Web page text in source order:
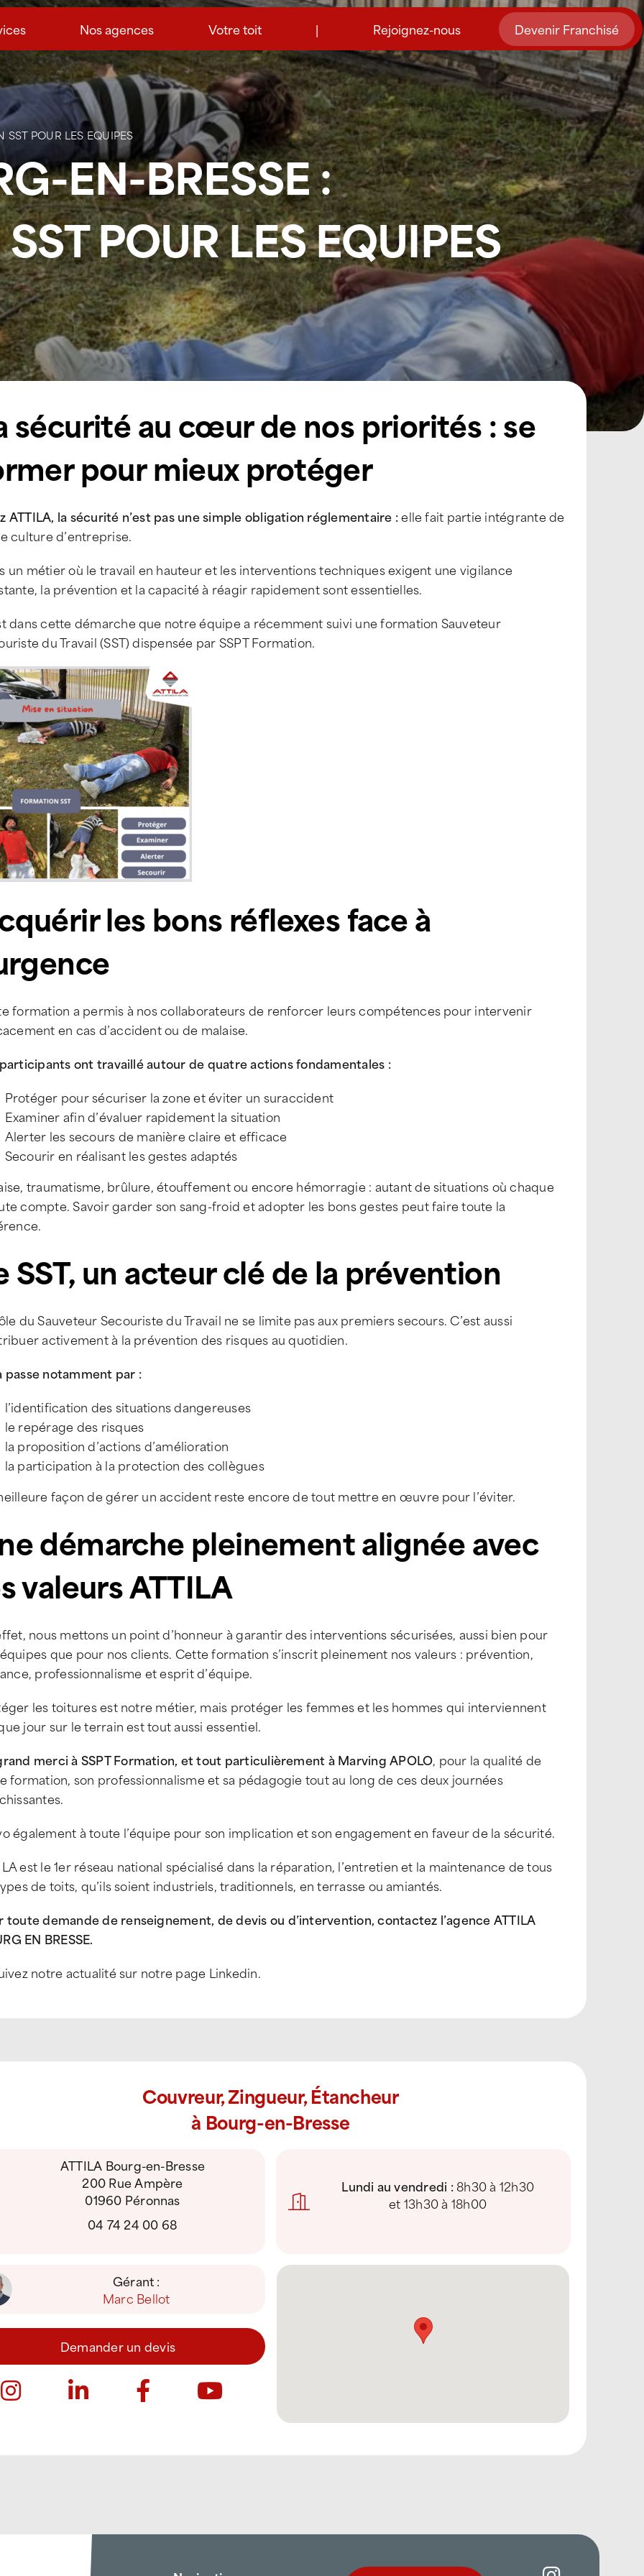
Nos agences Votre toit | Rejoignez-nous Devenir Franchisé
POUR LES EQUIPES
EN-BRESSE :
POUR LES EQUIPES
sécurité au cœur de nos priorités : se
pour mieux protéger
ATTILA, la sécurité n’est pas une simple obligation réglementaire :elle fait partie intégrante de
culture d’entreprise.
un métier où le travail en hauteur et les interventions techniques exigent une vigilance
la prévention et la capacité à réagir rapidement sont essentielles.
dans cette démarche que notre équipe a récemment suivi une formation Sauveteur
du Travail (SST) dispensée par SSPT Formation.
les bons réflexes face à
formation a permis à nos collaborateurs de renforcer leurs compétences pour intervenir
en cas d’accident ou de malaise.
ont travaillé autour de quatre actions fondamentales :
Protéger pour sécuriser la zone et éviter un suraccident
Examiner afin d’évaluer rapidement la situation
Alerter les secours de manière claire et efficace
Secourir en réalisant les gestes adaptés
traumatisme, brûlure, étouffement ou encore hémorragie : autant de situations où chaque
compte. Savoir garder son sang-froid et adopter les bons gestes peut faire toute la
SST, un acteur clé de la prévention
du Sauveteur Secouriste du Travail ne se limite pas aux premiers secours. C’est aussi
activement à la prévention des risques au quotidien.
passe notamment par :
l’identification des situations dangereuses
le repérage des risques
la proposition d’actions d’amélioration
la participation à la protection des collègues
façon de gérer un accident reste encore de tout mettre en œuvre pour l’éviter.
démarche pleinement alignée avec
valeurs ATTILA
nous mettons un point d’honneur à garantir des interventions sécurisées, aussi bien pour
que pour nos clients. Cette formation s’inscrit pleinement nos valeurs : prévention,
professionnalisme et esprit d’équipe.
les toitures est notre métier, mais protéger les femmes et les hommes qui interviennent
jour sur le terrain est tout aussi essentiel.
merci à SSPT Formation, et tout particulièrement à Marving APOLO, pour la qualité de
formation, son professionnalisme et sa pédagogie tout au long de ces deux journées
également à toute l’équipe pour son implication et son engagement en faveur de la sécurité.
est le 1er réseau national spécialisé dans la réparation, l’entretien et la maintenance de tous
de toits, qu’ils soient industriels, traditionnels, en terrasse ou amiantés.
toute demande de renseignement, de devis ou d’intervention, contactez l’agence ATTILA
EN BRESSE.
notre actualité sur notre page Linkedin.
Couvreur, Zingueur, Étancheur
à Bourg-en-Bresse
ATTILA Bourg-en-Bresse
200 Rue Ampère
01960 Péronnas
04 74 24 00 68
Lundi au vendredi :8h30 à 12h30
et 13h30 à 18h00
Gérant :
Marc Bellot
Demander un devis